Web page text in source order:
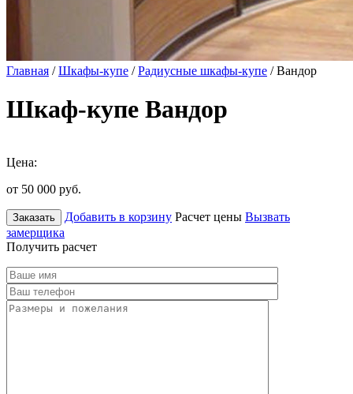
Главная /Шкафы-купе /Радиусные шкафы-купе / Вандор
Шкаф-купе Вандор
Цена:
от 50 000 руб.
Заказать Добавить в корзину Расчет цены Вызвать
замерщика
Получить расчет